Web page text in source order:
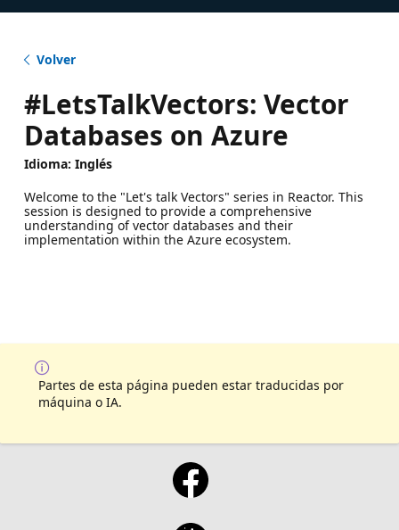
Volver
#LetsTalkVectors: Vector
Databases on Azure
Idioma: Inglés
Welcome to the "Let's talk Vectors" series in Reactor. This
session is designed to provide a comprehensive
understanding of vector databases and their
implementation within the Azure ecosystem.
Partes de esta página pueden estar traducidas por
máquina o IA.